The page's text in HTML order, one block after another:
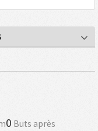
0 Buts après